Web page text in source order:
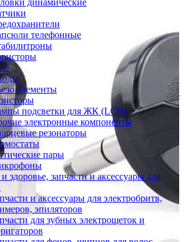
динамические
телефонные
элементы
подсветки для ЖК (LCD)
электронные компоненты
резонаторы
пары
здоровье, запчасти и аксессуары для
и аксессуары для электробритв,
эпиляторов
для зубных электрощеток и